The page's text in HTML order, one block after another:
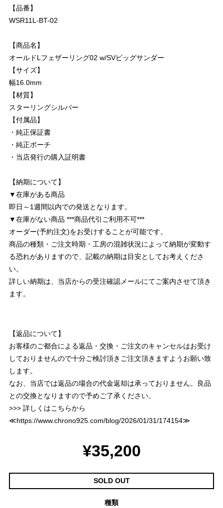
【品番】
WSR11L-BT-02
【商品名】
オールドLフェザーリング02 w/SVビッグサンダー
【サイズ】
幅16.0mm
【材質】
スターリングシルバー
【付属品】
・純正保証書
・純正ポーチ
・当店発行の購入証明書
【納期について】
▼在庫がある商品
即日～1週間以内での発送となります。
▼在庫がない商品 ***商品代引ご利用不可***
オーダー(予約注文)をお受けすることが可能です。
商品の種類・ご注文時期・工房の混雑状況によって納期が変動す
る恐れがありますので、記載の納期は目安としてお考えくださ
い。
詳しい納期は、当店からの受注確認メールにてご案内させて頂き
ます。
【返品について】
お客様のご都合による返品・交換・ご注文のキャンセルはお受け
しておりませんので十分ご検討頂きご注文頂きますようお願い致
します。
なお、当店では返品の場合の代金返却は承っておりません。良品
との交換となりますので予めご了承ください。
>>> 詳しくはこちらから
≪https://www.chrono925.com/blog/2026/01/31/174154≫
¥35,200
SOLD OUT
種類